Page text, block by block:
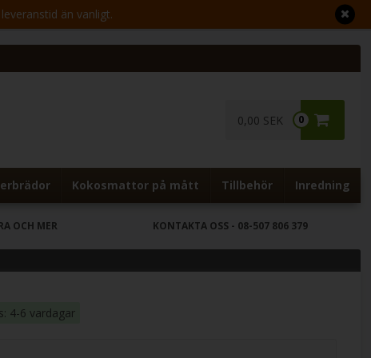
än vanligt.
0
0,00 SEK
Kokosmattor på mått Tillbehör Inredning
OCH MER KONTAKTA OSS - 08-507 806 379
4-6 vardagar